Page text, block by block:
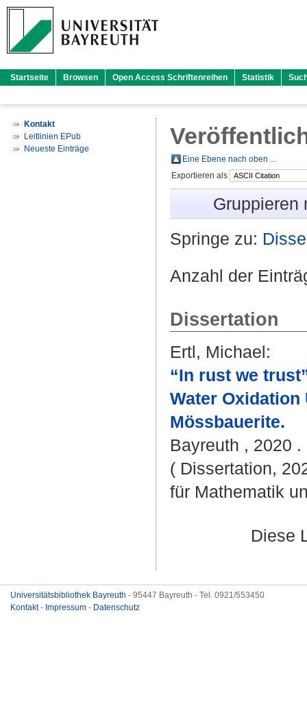
Startseite Browsen Open Access Schriftenreihen Statistik
Kontakt
Leitlinien EPub
Neueste Einträge
Eine Ebene nach oben ...
Exportieren als
Gruppieren
Springe zu:
Anzahl der
Dissertation
Ertl, Michael:
“In rust we
Water
Mössbauerite.
Bayreuth , 2020
( Dissertation,
für Mathematik
Diese
Universitätsbibliothek Bayreuth - 95447 Bayreuth - Tel. 0921/553450
Kontakt- Impressum - Datenschutz